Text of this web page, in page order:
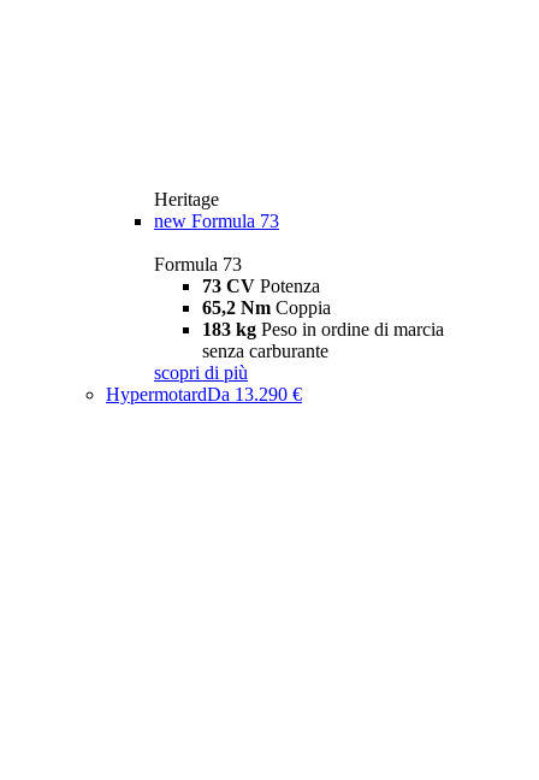
Heritage
new Formula 73
Formula 73
73 CV Potenza
65,2 Nm Coppia
183 kg Peso in ordine di marcia
senza carburante
scopri di più
HypermotardDa 13.290 €